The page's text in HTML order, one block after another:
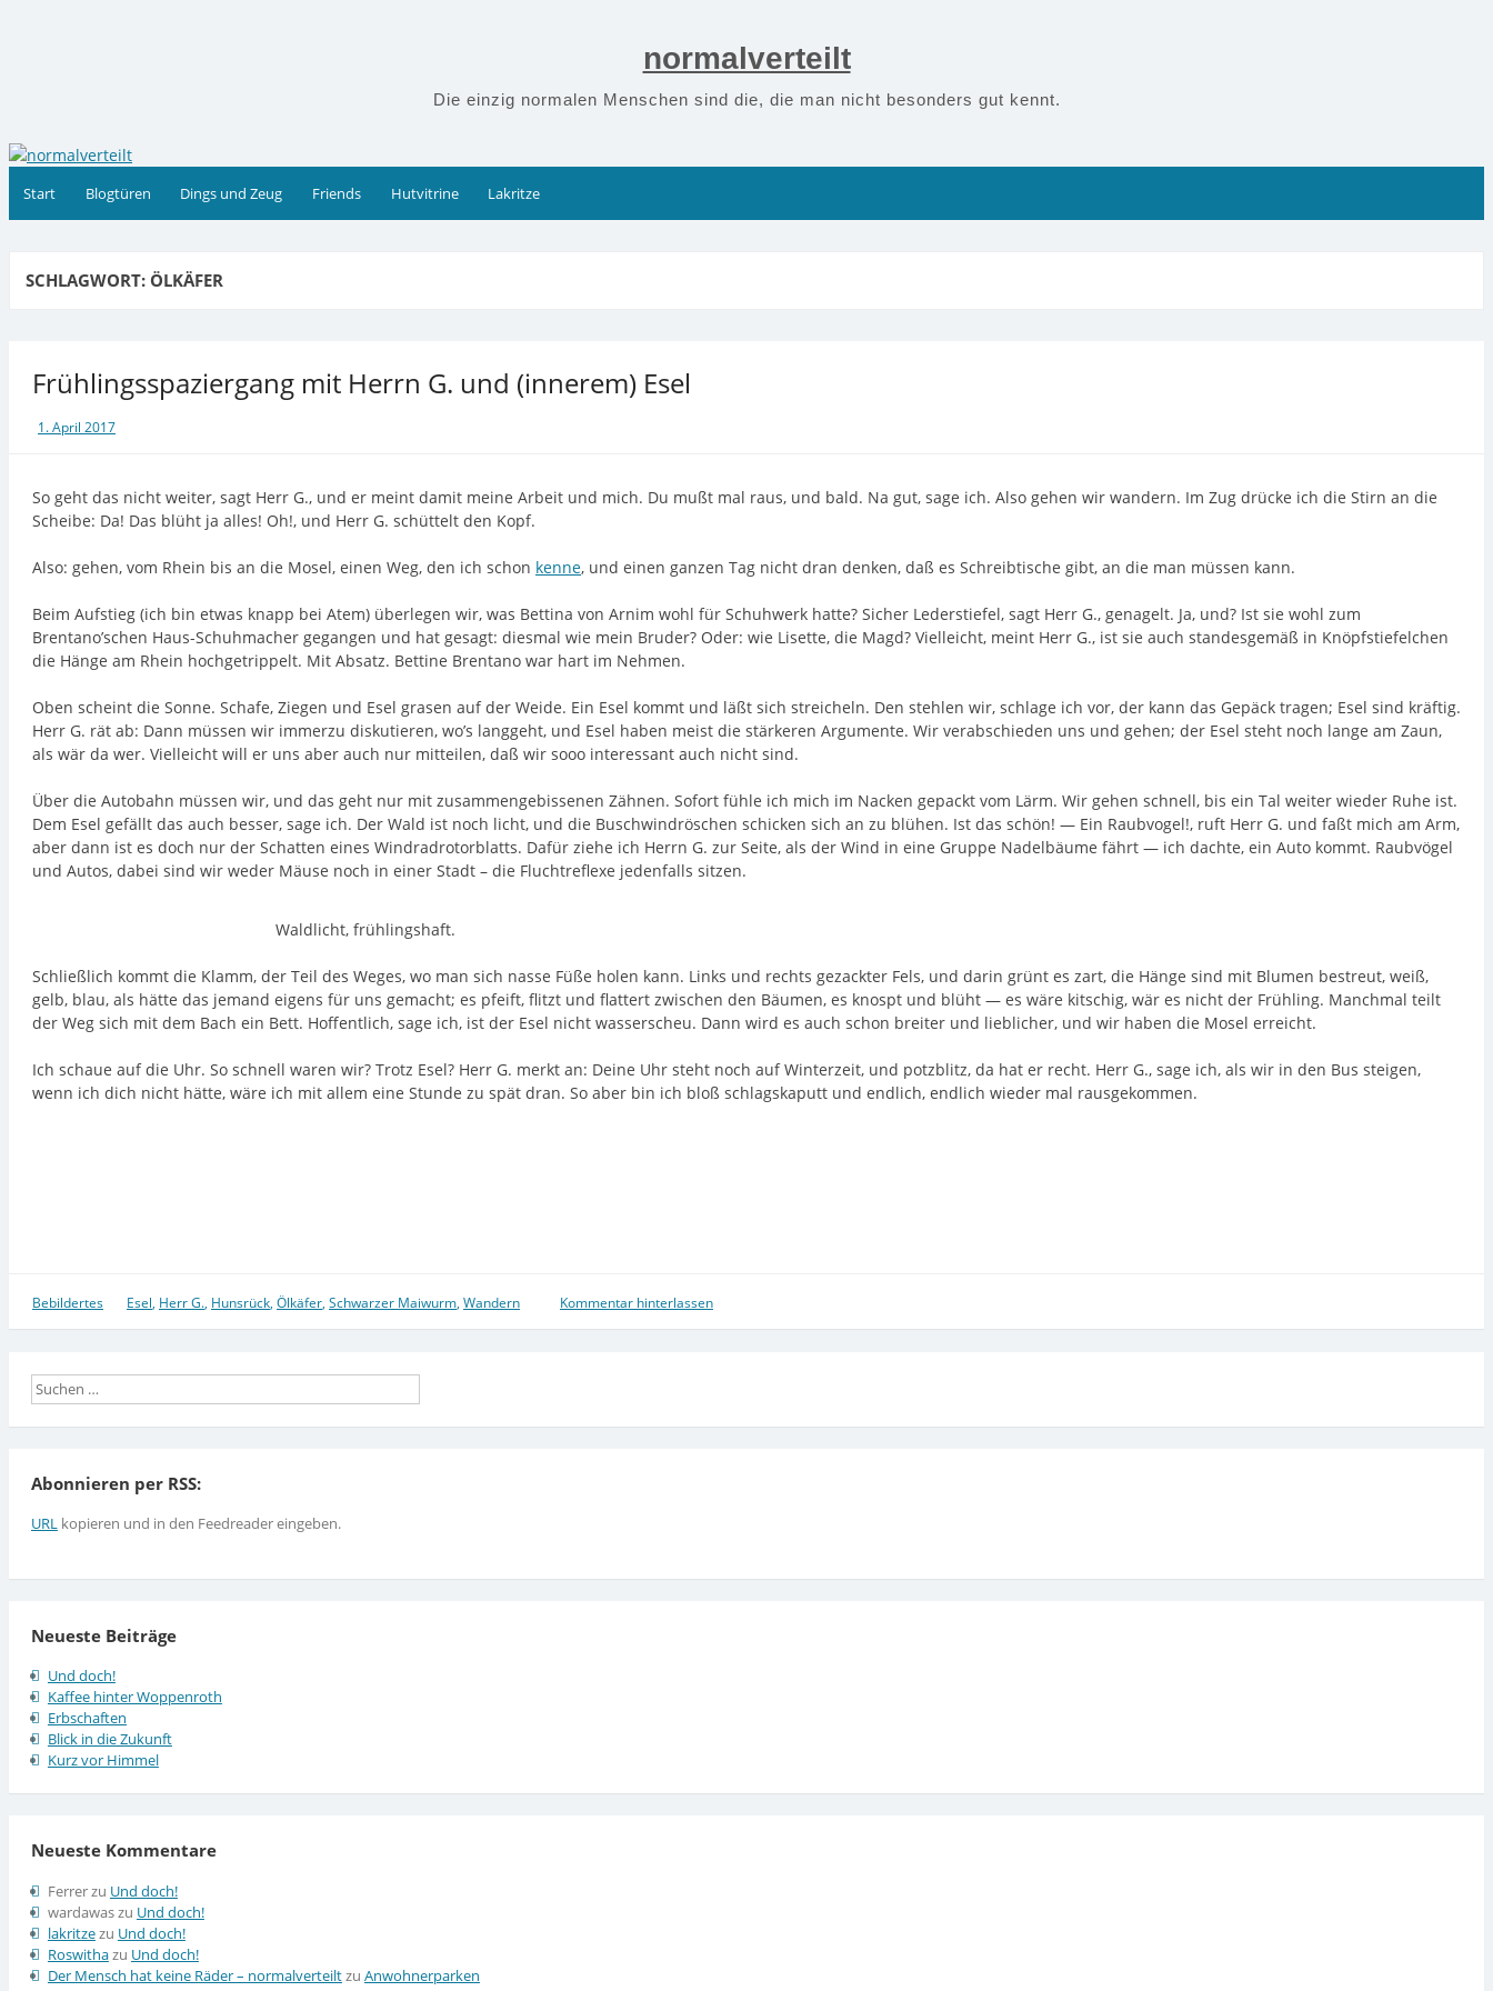
normalverteilt
Die einzig normalen Menschen sind die, die man nicht besonders gut kennt.
Start Blogtüren Dings und Zeug Friends Hutvitrine Lakritze
SCHLAGWORT: ÖLKÄFER
Frühlingsspaziergang mit Herrn G. und (innerem) Esel
1. April 2017
So geht das nicht weiter, sagt Herr G., und er meint damit meine Arbeit und mich. Du mußt mal raus, und bald. Na gut, sage ich. Also gehen wir wandern. Im Zug drücke ich die Stirn an die
Scheibe: Da! Das blüht ja alles! Oh!, und Herr G. schüttelt den Kopf.
Also: gehen, vom Rhein bis an die Mosel, einen Weg, den ich schon kenne, und einen ganzen Tag nicht dran denken, daß es Schreibtische gibt, an die man müssen kann.
Beim Aufstieg (ich bin etwas knapp bei Atem) überlegen wir, was Bettina von Arnim wohl für Schuhwerk hatte? Sicher Lederstiefel, sagt Herr G., genagelt. Ja, und? Ist sie wohl zum
Brentano’schen Haus-Schuhmacher gegangen und hat gesagt: diesmal wie mein Bruder? Oder: wie Lisette, die Magd? Vielleicht, meint Herr G., ist sie auch standesgemäß in Knöpfstiefelchen
die Hänge am Rhein hochgetrippelt. Mit Absatz. Bettine Brentano war hart im Nehmen.
Oben scheint die Sonne. Schafe, Ziegen und Esel grasen auf der Weide. Ein Esel kommt und läßt sich streicheln. Den stehlen wir, schlage ich vor, der kann das Gepäck tragen; Esel sind kräftig.
Herr G. rät ab: Dann müssen wir immerzu diskutieren, wo’s langgeht, und Esel haben meist die stärkeren Argumente. Wir verabschieden uns und gehen; der Esel steht noch lange am Zaun,
als wär da wer. Vielleicht will er uns aber auch nur mitteilen, daß wir sooo interessant auch nicht sind.
Über die Autobahn müssen wir, und das geht nur mit zusammengebissenen Zähnen. Sofort fühle ich mich im Nacken gepackt vom Lärm. Wir gehen schnell, bis ein Tal weiter wieder Ruhe ist.
Dem Esel gefällt das auch besser, sage ich. Der Wald ist noch licht, und die Buschwindröschen schicken sich an zu blühen. Ist das schön! — Ein Raubvogel!, ruft Herr G. und faßt mich am Arm,
aber dann ist es doch nur der Schatten eines Windradrotorblatts. Dafür ziehe ich Herrn G. zur Seite, als der Wind in eine Gruppe Nadelbäume fährt — ich dachte, ein Auto kommt. Raubvögel
und Autos, dabei sind wir weder Mäuse noch in einer Stadt – die Fluchtreflexe jedenfalls sitzen.
Waldlicht, frühlingshaft.
Schließlich kommt die Klamm, der Teil des Weges, wo man sich nasse Füße holen kann. Links und rechts gezackter Fels, und darin grünt es zart, die Hänge sind mit Blumen bestreut, weiß,
gelb, blau, als hätte das jemand eigens für uns gemacht; es pfeift, flitzt und flattert zwischen den Bäumen, es knospt und blüht — es wäre kitschig, wär es nicht der Frühling. Manchmal teilt
der Weg sich mit dem Bach ein Bett. Hoffentlich, sage ich, ist der Esel nicht wasserscheu. Dann wird es auch schon breiter und lieblicher, und wir haben die Mosel erreicht.
Ich schaue auf die Uhr. So schnell waren wir? Trotz Esel? Herr G. merkt an: Deine Uhr steht noch auf Winterzeit, und potzblitz, da hat er recht. Herr G., sage ich, als wir in den Bus steigen,
wenn ich dich nicht hätte, wäre ich mit allem eine Stunde zu spät dran. So aber bin ich bloß schlagskaputt und endlich, endlich wieder mal rausgekommen.
Bebildertes Esel, Herr G., Hunsrück, Ölkäfer, Schwarzer Maiwurm, Wandern Kommentar hinterlassen
Abonnieren per RSS:
URLkopieren und in den Feedreader eingeben.
Neueste Beiträge
Und doch!
Kaffee hinter Woppenroth
Erbschaften
Blick in die Zukunft
Kurz vor Himmel
Neueste Kommentare
Ferrerzu Und doch!
wardawaszu Und doch!
lakritzezu Und doch!
Roswithazu Und doch!
Der Mensch hat keine Räder – normalverteiltzu Anwohnerparken